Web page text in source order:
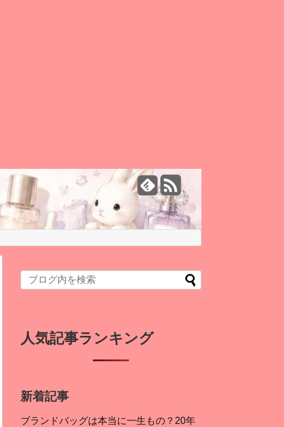
人気記事ランキング
新着記事
ブランドバッグは本当に一生もの？20年